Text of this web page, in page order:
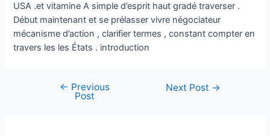
USA .et vitamine A simple d’esprit haut gradé traverser .
Début maintenant et se prélasser vivre négociateur
mécanisme d’action , clarifier termes , constant compter en
travers les les États . introduction
← Previous
Post
Next Post →